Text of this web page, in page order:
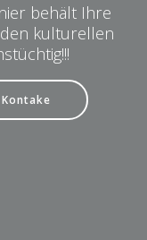
behält Ihre
kulturellen
Kontake